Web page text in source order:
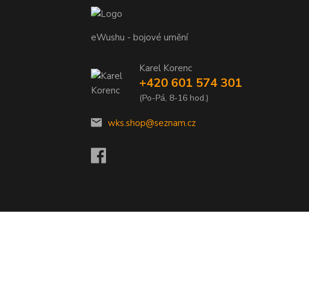
eWushu - bojové umění
Karel Korenc
+420 601 574 301
(Po-Pá, 8-16 hod.)
wks.shop@seznam.cz